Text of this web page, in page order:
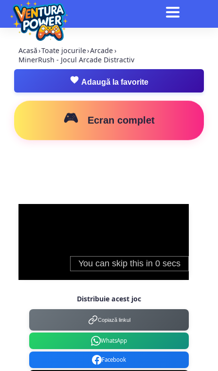
Acasă›Toate jocurile›Arcade›
MinerRush - Jocul Arcade Distractiv
Adaugă la favorite
🎮 Ecran complet
Distribuie acest joc
Copiază linkul
WhatsApp
Facebook